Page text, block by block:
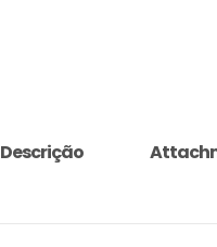
Descrição